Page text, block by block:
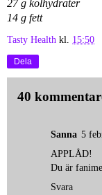
27 g kolhydrater
14 g fett
Tasty Health kl. 15:50
Dela
40
Sanna 5
APPLÅD!
Du är
Svara